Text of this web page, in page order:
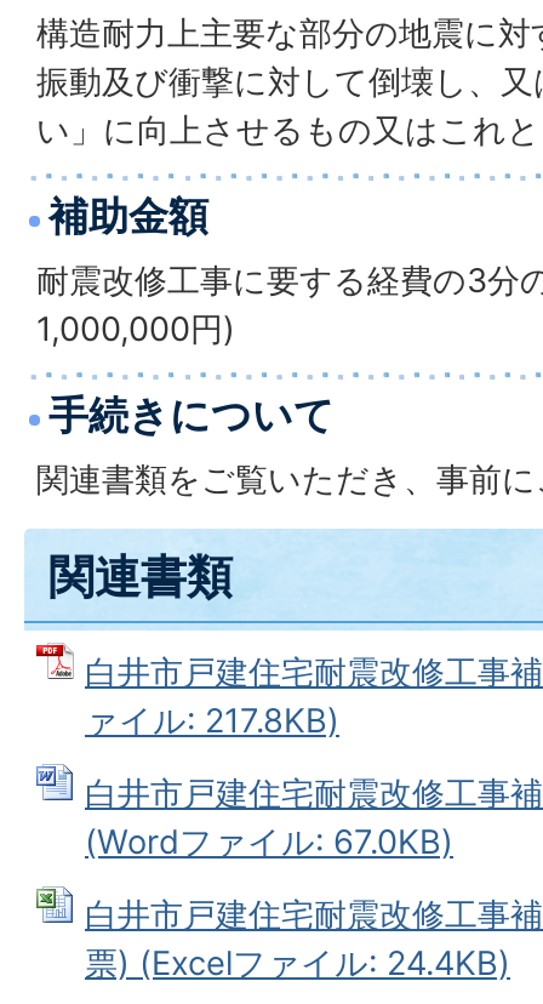
構造耐力上主要な部分の地震に
振動及び衝撃に対して倒壊し、
い」に向上させるもの又はこれ
補助金額
耐震改修工事に要する経費の3分
1,000,000円)
手続きについて
関連書類をご覧いただき、事前
関連書類
白井市戸建住宅耐震改修工事
ァイル: 217.8KB)
白井市戸建住宅耐震改修工事
(Wordファイル: 67.0KB)
白井市戸建住宅耐震改修工事
票) (Excelファイル: 24.4KB)